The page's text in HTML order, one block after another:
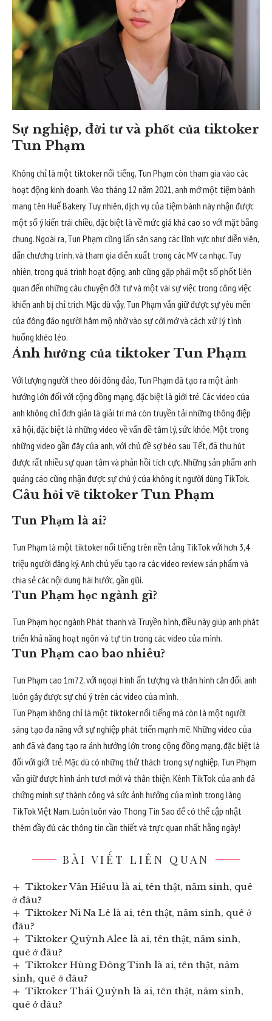
Sự nghiệp, đời tư và phốt của tiktoker
Tun Phạm
Không chỉ là một tiktoker nổi tiếng, Tun Phạm còn tham gia vào các
hoạt động kinh doanh. Vào tháng 12 năm 2021, anh mở một tiệm bánh
mang tên Huế Bakery. Tuy nhiên, dịch vụ của tiệm bánh này nhận được
một số ý kiến trái chiều, đặc biệt là về mức giá khá cao so với mặt bằng
chung. Ngoài ra, Tun Phạm cũng lấn sân sang các lĩnh vực như diễn viên,
dẫn chương trình, và tham gia diễn xuất trong các MV ca nhạc. Tuy
nhiên, trong quá trình hoạt động, anh cũng gặp phải một số phốt liên
quan đến những câu chuyện đời tư và một vài sự việc trong công việc
khiến anh bị chỉ trích. Mặc dù vậy, Tun Phạm vẫn giữ được sự yêu mến
của đông đảo người hâm mộ nhờ vào sự cởi mở và cách xử lý tình
huống khéo léo.
Ảnh hưởng của tiktoker Tun Phạm
Với lượng người theo dõi đông đảo, Tun Phạm đã tạo ra một ảnh
hưởng lớn đối với cộng đồng mạng, đặc biệt là giới trẻ. Các video của
anh không chỉ đơn giản là giải trí mà còn truyền tải những thông điệp
xã hội, đặc biệt là những video về vấn đề tâm lý, sức khỏe. Một trong
những video gần đây của anh, với chủ đề sợ béo sau Tết, đã thu hút
được rất nhiều sự quan tâm và phản hồi tích cực. Những sản phẩm anh
quảng cáo cũng nhận được sự chú ý của không ít người dùng TikTok.
Câu hỏi về tiktoker Tun Phạm
Tun Phạm là ai?
Tun Phạm là một tiktoker nổi tiếng trên nền tảng TikTok với hơn 3,4
triệu người đăng ký. Anh chủ yếu tạo ra các video review sản phẩm và
chia sẻ các nội dung hài hước, gần gũi.
Tun Phạm học ngành gì?
Tun Phạm học ngành Phát thanh và Truyền hình, điều này giúp anh phát
triển khả năng hoạt ngôn và tự tin trong các video của mình.
Tun Phạm cao bao nhiêu?
Tun Phạm cao 1m72, với ngoại hình ấn tượng và thân hình cân đối, anh
luôn gây được sự chú ý trên các video của mình.
Tun Phạm không chỉ là một tiktoker nổi tiếng mà còn là một người
sáng tạo đa năng với sự nghiệp phát triển mạnh mẽ. Những video của
anh đã và đang tạo ra ảnh hưởng lớn trong cộng đồng mạng, đặc biệt là
đối với giới trẻ. Mặc dù có những thử thách trong sự nghiệp, Tun Phạm
vẫn giữ được hình ảnh tươi mới và thân thiện. Kênh TikTok của anh đã
chứng minh sự thành công và sức ảnh hưởng của mình trong làng
TikTok Việt Nam. Luôn luôn vào Thong Tin Sao để có thể cập nhật
thêm đầy đủ các thông tin cần thiết và trực quan nhất hằng ngày!
BÀI VIẾT LIÊN QUAN
Tiktoker Văn Hiếuu là ai, tên thật, năm sinh, quê
ở đâu?
Tiktoker Ni Na Lê là ai, tên thật, năm sinh, quê ở
đâu?
Tiktoker Quỳnh Alee là ai, tên thật, năm sinh,
quê ở đâu?
Tiktoker Hùng Đông Tinh là ai, tên thật, năm
sinh, quê ở đâu?
Tiktoker Thái Quỳnh là ai, tên thật, năm sinh,
quê ở đâu?